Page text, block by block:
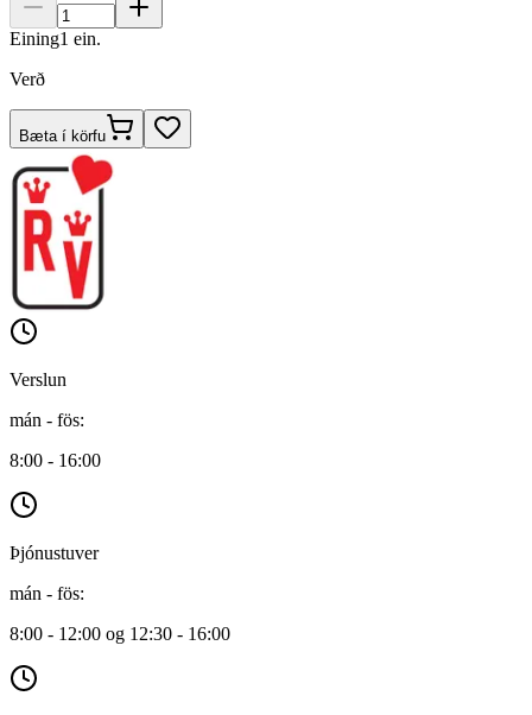
Eining1 ein.
Verð
Bæta í körfu
Verslun
mán - fös:
8:00 - 16:00
Þjónustuver
mán - fös:
8:00 - 12:00 og 12:30 - 16:00